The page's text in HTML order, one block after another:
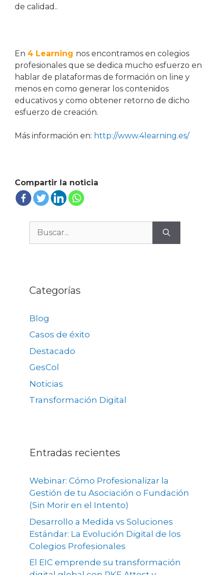
de calidad..
En 4 Learning nos encontramos en colegios
profesionales que se dedica mucho esfuerzo en
hablar de plataformas de formación on line y
menos en como generar los contenidos
educativos y como obtener retorno de dicho
esfuerzo de creación.
Más información en: http://www.4learning.es/
Compartir la noticia
Categorías
Blog
Casos de éxito
Destacado
GesCol
Noticias
Transformación Digital
Entradas recientes
Webinar: Cómo Profesionalizar la
Gestión de tu Asociación o Fundación
(Sin Morir en el Intento)
Desarrollo a Medida vs Soluciones
Estándar: La Evolución Digital de los
Colegios Profesionales
El EIC emprende su transformación